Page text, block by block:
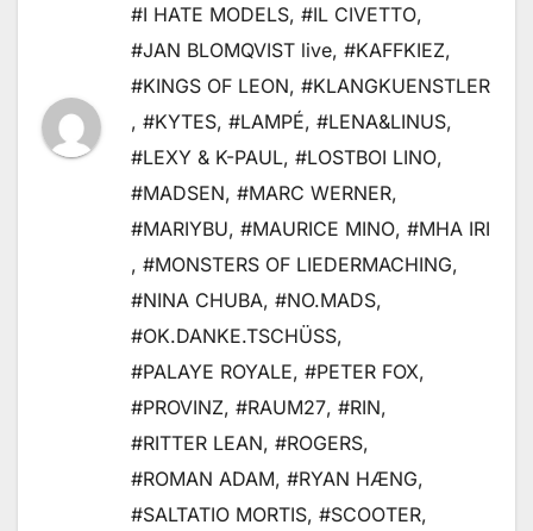
#I HATE MODELS, #IL CIVETTO,
#JAN BLOMQVIST live, #KAFFKIEZ,
#KINGS OF LEON, #KLANGKUENSTLER
, #KYTES, #LAMPÉ, #LENA&LINUS,
#LEXY & K-PAUL, #LOSTBOI LINO,
#MADSEN, #MARC WERNER,
#MARIYBU, #MAURICE MINO, #MHA IRI
, #MONSTERS OF LIEDERMACHING,
#NINA CHUBA, #NO.MADS,
#OK.DANKE.TSCHÜSS,
#PALAYE ROYALE, #PETER FOX,
#PROVINZ, #RAUM27, #RIN,
#RITTER LEAN, #ROGERS,
#ROMAN ADAM, #RYAN HÆNG,
#SALTATIO MORTIS, #SCOOTER,